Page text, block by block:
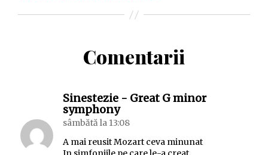
Comentarii
Sinestezie - Great G minor
symphonyspune:
sâmbătă la 13:08
A mai reusit Mozart ceva minunat